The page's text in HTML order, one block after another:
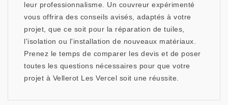
leur professionnalisme. Un couvreur expérimenté
vous offrira des conseils avisés, adaptés à votre
projet, que ce soit pour la réparation de tuiles,
l'isolation ou l'installation de nouveaux matériaux.
Prenez le temps de comparer les devis et de poser
toutes les questions nécessaires pour que votre
projet à Vellerot Les Vercel soit une réussite.